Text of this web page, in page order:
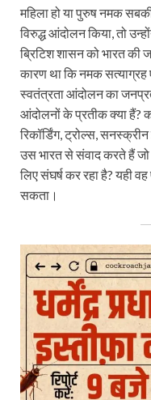
महिला हो या पुरुष नमक
विरुद्ध आंदोलन किया, तो
ब्रिटिश शासन को भारत की
कारण था कि नमक सत्याग्रह
स्वतंत्रता आंदोलन का
आंदोलनों के प्रतीक क्या हैं?
रिकॉर्डिंग, ट्रोल्स, सनस्क्रीन
उस भारत से संवाद करते हैं
लिए संघर्ष कर रहा है? यही
सकता।